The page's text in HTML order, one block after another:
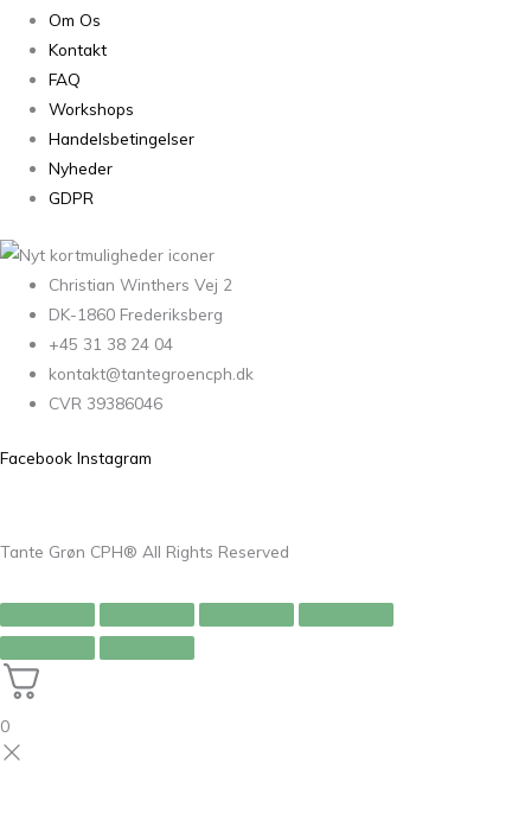
Om Os
Kontakt
FAQ
Workshops
Handelsbetingelser
Nyheder
GDPR
Christian Winthers Vej 2
DK-1860 Frederiksberg
+45 31 38 24 04
kontakt@tantegroencph.dk
CVR 39386046
Facebook Instagram
Tante Grøn CPH® All Rights Reserved
0